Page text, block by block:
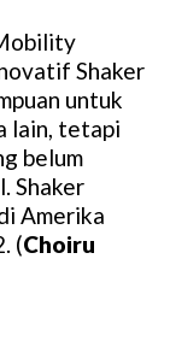
Shaker
untuk
lain, tetapi
belum
Shaker
Amerika
(Choiru